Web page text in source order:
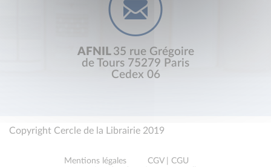
AFNIL 35 rue Grégoire
de Tours 75279 Paris
Cedex 06
Copyright Cercle de la Librairie 2019
Mentions légales
CGV | CGU